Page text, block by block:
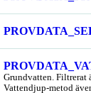
Grundvatten. Filtrerat
Vattendjup-metod